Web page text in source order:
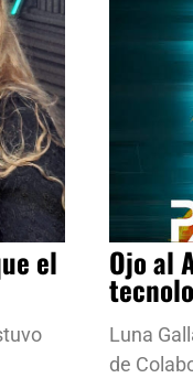
el Ojo al
Luna
de